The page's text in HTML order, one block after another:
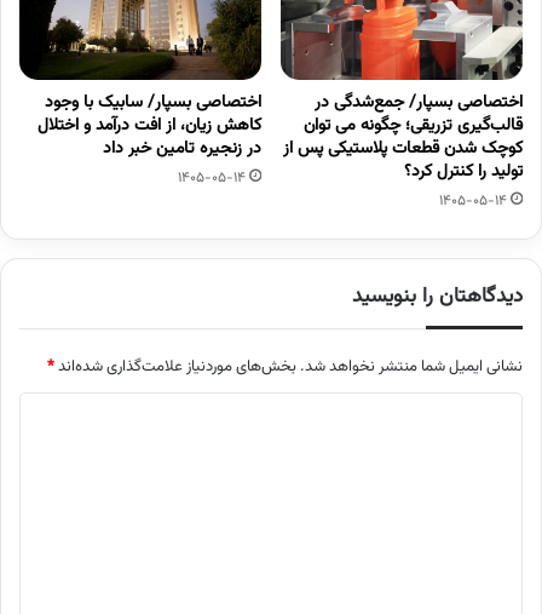
اختصاصی بسپار/ جمع‌شدگی در
قالب‌گیری تزریقی؛ چگونه می توان
کوچک شدن قطعات پلاستیکی پس از
تولید را کنترل کرد؟
1405-05-14
اختصاصی بسپار/ سابیک با وجود
کاهش زیان، از افت درآمد و اختلال
در زنجیره تامین خبر داد
1405-05-14
دیدگاهتان را بنویسید
نشانی ایمیل شما منتشر نخواهد شد. بخش‌های موردنیاز علامت‌گذاری شده‌اند*